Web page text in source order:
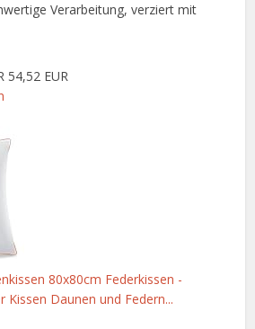
Verarbeitung, verziert mit
54,52 EUR
80x80cm Federkissen -
Kissen Daunen und Federn...